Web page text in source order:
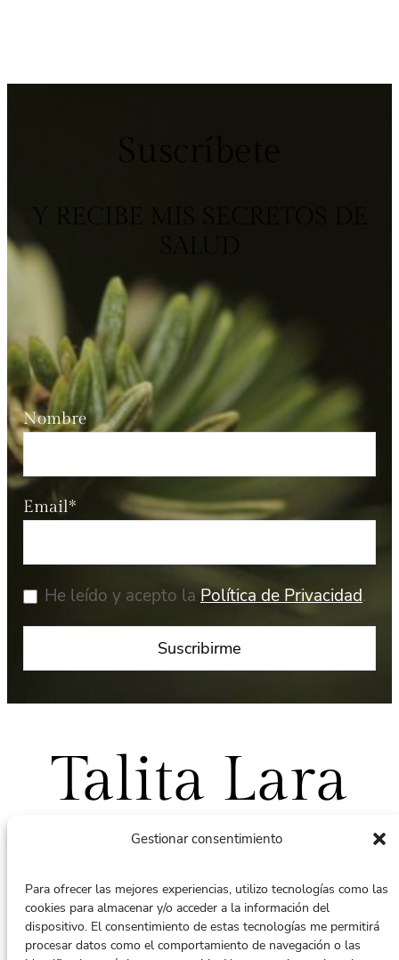
Gestionar consentimiento
Para ofrecer las mejores experiencias, utilizo tecnologías como las
cookies para almacenar y/o acceder a la información del
dispositivo. El consentimiento de estas tecnologías me permitirá
procesar datos como el comportamiento de navegación o las
Nombre
Email*
He leído y acepto la Política de Privacidad.
Talita Lara
Puedes contactar conmigo en:
terapiacontalita@gmail.com